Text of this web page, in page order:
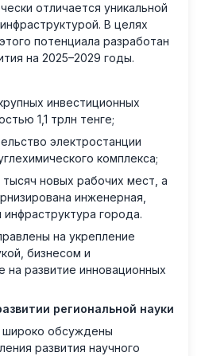
отличается уникальной
В целях
потенциала разработан
на 2025–2029 годы.
инвестиционных
1,1 трлн тенге;
электростанции
комплекса;
новых рабочих мест, а
инженерная,
города.
на укрепление
бизнесом и
на развитие инновационных
региональной науки
широко обсуждены
развития научного